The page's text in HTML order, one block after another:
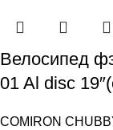
Велосипед
01 Al disc
COMIRON